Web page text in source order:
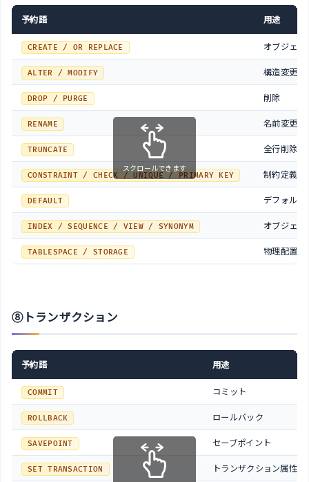
予約語 用途
CREATE / OR REPLACE オブジェク
ALTER / MODIFY 構造変更
DROP / PURGE 削除
RENAME 名前変更
TRUNCATE 全行削除
CONSTRAINT / CHECK / UNIQUE / PRIMARY KEY 制約定義
DEFAULT デフォルト
INDEX / SEQUENCE / VIEW / SYNONYM オブジェク
TABLESPACE / STORAGE 物理配置
スクロールできます
⑧トランザクション
予約語 用途
COMMIT コミット
ROLLBACK ロールバック
SAVEPOINT セーブポイント
SET TRANSACTION トランザクション属性